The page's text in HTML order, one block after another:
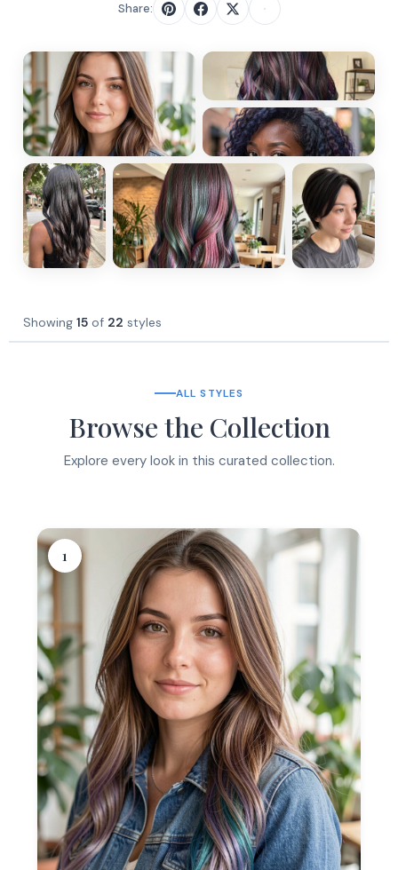
Share:
Showing 15 of 22 styles
ALL STYLES
Browse the Collection
Explore every look in this curated collection.
1